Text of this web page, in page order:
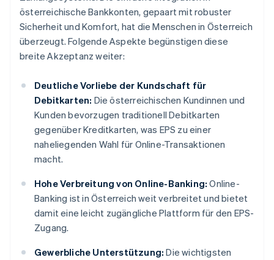
österreichische Bankkonten, gepaart mit robuster
Sicherheit und Komfort, hat die Menschen in Österreich
überzeugt. Folgende Aspekte begünstigen diese
breite Akzeptanz weiter:
Deutliche Vorliebe der Kundschaft für
Debitkarten: Die österreichischen Kundinnen und
Kunden bevorzugen traditionell Debitkarten
gegenüber Kreditkarten, was EPS zu einer
naheliegenden Wahl für Online-Transaktionen
macht.
Hohe Verbreitung von Online-Banking: Online-
Banking ist in Österreich weit verbreitet und bietet
damit eine leicht zugängliche Plattform für den EPS-
Zugang.
Gewerbliche Unterstützung: Die wichtigsten